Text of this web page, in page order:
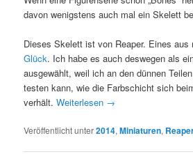
davon wenigstens auch mal ein Skelett
Dieses Skelett ist von Reaper. Eines aus
Glück. Ich habe es auch deswegen als
ausgewählt, weil ich an den dünnen
testen kann, wie die Farbschicht sich
verhält.Weiterlesen →
Veröffentlicht unter2014,Miniaturen,